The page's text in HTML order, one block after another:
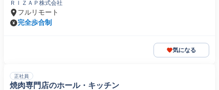
ＲＩＺＡＰ株式会社
フルリモート
完全歩合制
気になる
正社員
焼肉専門店のホール・キッチン